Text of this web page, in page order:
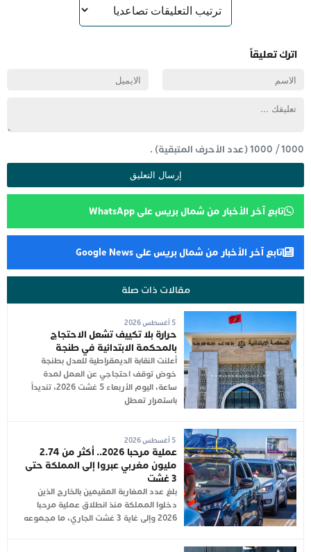
اترك تعليقاً
1000
/
1000(عدد الأحرف المتبقية) .
تابع آخر الأخبار من شمال بريس على WhatsApp
تابع آخر الأخبار من شمال بريس على Google News
مقالات ذات صلة
5 أغسطس 2026
حرارة بلا تكييف تشعل الاحتجاج
بالمحكمة الابتدائية في طنجة
أعلنت النقابة الديمقراطية للعدل بطنجة
خوض توقف احتجاجي عن العمل لمدة
ساعة، اليوم الأربعاء 5 غشت 2026، تنديداً
باستمرار تعطل
5 أغسطس 2026
عملية مرحبا 2026.. أكثر من 2.74
مليون مغربي عبروا إلى المملكة حتى
3 غشت
بلغ عدد المغاربة المقيمين بالخارج الذين
دخلوا المملكة منذ انطلاق عملية مرحبا
2026 وإلى غاية 3 غشت الجاري، ما مجموعه